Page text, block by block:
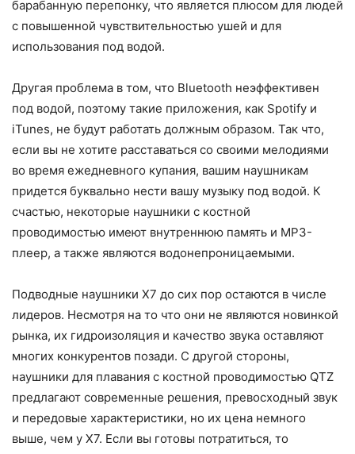
барабанную перепонку, что является плюсом для людей
с повышенной чувствительностью ушей и для
использования под водой.
Другая проблема в том, что Bluetooth неэффективен
под водой, поэтому такие приложения, как Spotify и
iTunes, не будут работать должным образом. Так что,
если вы не хотите расставаться со своими мелодиями
во время ежедневного купания, вашим наушникам
придется буквально нести вашу музыку под водой. К
счастью, некоторые наушники с костной
проводимостью имеют внутреннюю память и MP3-
плеер, а также являются водонепроницаемыми.
Подводные наушники X7 до сих пор остаются в числе
лидеров. Несмотря на то что они не являются новинкой
рынка, их гидроизоляция и качество звука оставляют
многих конкурентов позади. С другой стороны,
наушники для плавания с костной проводимостью QTZ
предлагают современные решения, превосходный звук
и передовые характеристики, но их цена немного
выше, чем у X7. Если вы готовы потратиться, то